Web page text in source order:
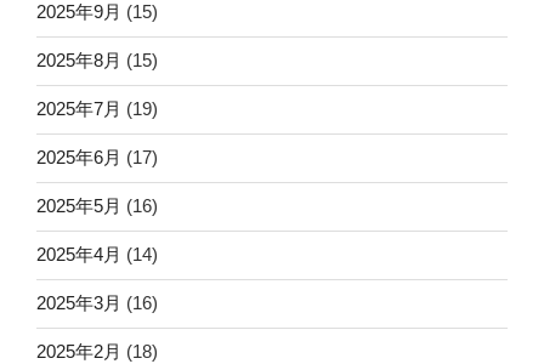
2025年9月 (15)
2025年8月 (15)
2025年7月 (19)
2025年6月 (17)
2025年5月 (16)
2025年4月 (14)
2025年3月 (16)
2025年2月 (18)